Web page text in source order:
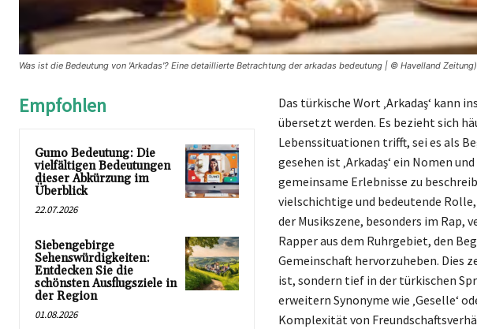
Was ist die Bedeutung von 'Arkadas'? Eine detaillierte Betrachtung der arkadas bedeutung | © Havelland Zeitung)
Empfohlen
Gumo Bedeutung: Die
vielfältigen Bedeutungen
dieser Abkürzung im
Überblick
22.07.2026
Siebengebirge
Sehenswürdigkeiten:
Entdecken Sie die
schönsten Ausflugsziele in
der Region
01.08.2026
Das türkische Wort ‚Arkadaş‘ kann
übersetzt werden. Es bezieht sich
Lebenssituationen trifft, sei es als
gesehen ist ‚Arkadaş‘ ein Nomen
gemeinsame Erlebnisse zu
vielschichtige und bedeutende
der Musikszene, besonders im Rap,
Rapper aus dem Ruhrgebiet, den
Gemeinschaft hervorzuheben. Dies
ist, sondern tief in der türkischen
erweitern Synonyme wie ‚Geselle‘
Komplexität von